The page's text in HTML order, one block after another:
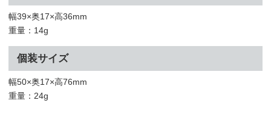
幅39×奥17×高36mm
重量：14g
個装サイズ
幅50×奥17×高76mm
重量：24g